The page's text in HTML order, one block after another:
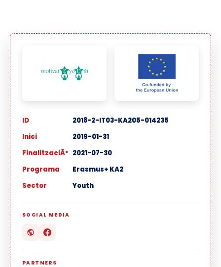
ID
2018-2-IT03-KA205-014235
Inici
2019-01-31
FinalitzaciÃ³ 2021-07-30
Programa
Erasmus+ KA2
Sector
Youth
SOCIAL MEDIA
PARTNERS